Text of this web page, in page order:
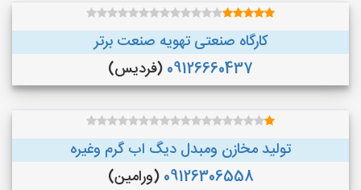
کارگاه صنعتی تهویه صنعت برتر
09126660437 (فردیس)
تولید مخازن ومبدل دیگ اب گرم وغیره
09126306558 (ورامین)